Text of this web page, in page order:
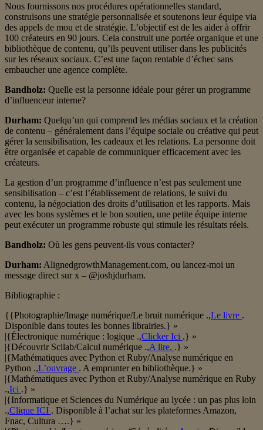
Nous fournissons nos procédures opérationnelles standard,
construisons une stratégie personnalisée et soutenons leur équipe via
des appels de mou et de stratégie. L’objectif est de les aider à offrir
100 créateurs en 90 jours. Cela construit une portée organique et une
bibliothèque de contenu, qu’ils peuvent utiliser dans les publicités
sur les réseaux sociaux. C’est une façon rentable d’échec sans
embaucher une agence complète.
Bandholz: Quelle est la personne idéale pour gérer un programme
d’influenceur interne?
Durham: Quelqu’un qui comprend les médias sociaux et la création
de contenu – généralement dans l’équipe sociale ou créative qui peut
gérer la sensibilisation, les cadeaux et les relations. La personne doit
être organisée et capable de communiquer efficacement avec les
créateurs.
La gestion d’un programme d’influence n’est pas seulement une
sensibilisation – c’est l’établissement de relations, le suivi du
contenu, la négociation des droits d’utilisation et les rapports. Mais
avec les bons systèmes et le bon soutien, une petite équipe interne
peut exécuter un programme robuste qui stimule les résultats réels.
Bandholz: Où les gens peuvent-ils vous contacter?
Durham: AlignedgrowthManagement.com, ou lancez-moi un
message direct sur x – @joshjdurham.
Bibliographie :
{{Photographie/Image numérique/Le bruit numérique .,Le livre .
Disponible dans toutes les bonnes librairies.} »
|{Électronique numérique : logique .,Clicker Ici .} »
|{Découvrir Scilab/Calcul numérique .,A lire. .} »
|{Mathématiques avec Python et Ruby/Analyse numérique en
Python .,L’ouvrage . A emprunter en bibliothèque.} »
|{Mathématiques avec Python et Ruby/Analyse numérique en Ruby
.,Ici .} »
|{Informatique et Sciences du Numérique au lycée : un pas plus loin
.,Clique ICI . Disponible à l’achat sur les plateformes Amazon,
Fnac, Cultura ….} »